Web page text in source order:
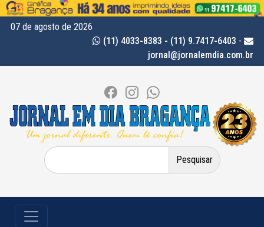
07 de agosto de 2026
(11) 4033-8383 - (11) 9.7417-6403 -
jornal@jornalemdia.com.br
Pesquisar
por: